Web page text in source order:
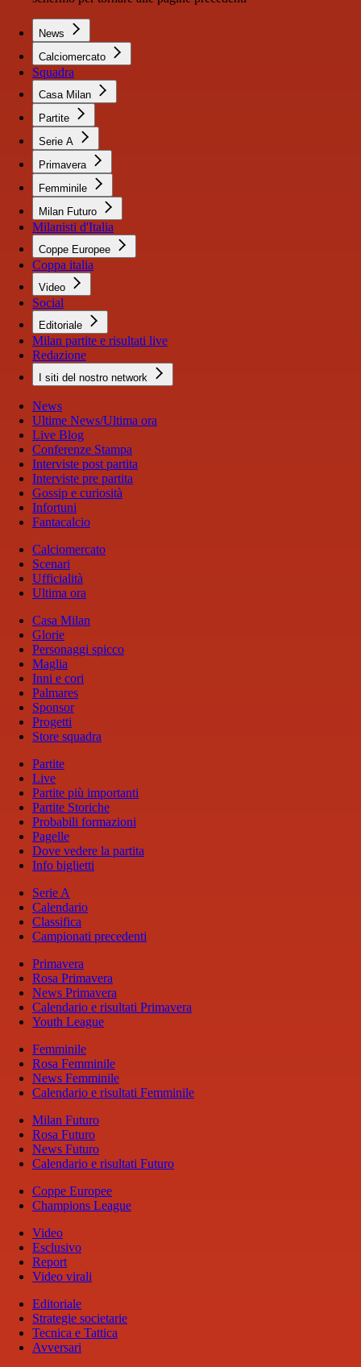
News
Calciomercato
Squadra
Casa Milan
Partite
Serie A
Primavera
Femminile
Milan Futuro
Milanisti d'Italia
Coppe Europee
Coppa italia
Video
Social
Editoriale
Milan partite e risultati live
Redazione
I siti del nostro network
News
Ultime News/Ultima ora
Live Blog
Conferenze Stampa
Interviste post partita
Interviste pre partita
Gossip e curiosità
Infortuni
Fantacalcio
Calciomercato
Scenari
Ufficialità
Ultima ora
Casa Milan
Glorie
Personaggi spicco
Maglia
Inni e cori
Palmares
Sponsor
Progetti
Store squadra
Partite
Live
Partite più importanti
Partite Storiche
Probabili formazioni
Pagelle
Dove vedere la partita
Info biglietti
Serie A
Calendario
Classifica
Campionati precedenti
Primavera
Rosa Primavera
News Primavera
Calendario e risultati Primavera
Youth League
Femminile
Rosa Femminile
News Femminile
Calendario e risultati Femminile
Milan Futuro
Rosa Futuro
News Futuro
Calendario e risultati Futuro
Coppe Europee
Champions League
Video
Esclusivo
Report
Video virali
Editoriale
Strategie societarie
Tecnica e Tattica
Avversari